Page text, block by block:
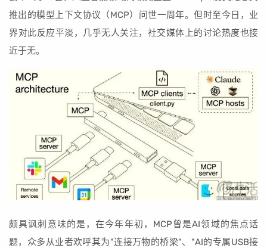
推出的模型上下文协议（MCP）问世一周年。但时至今日，业
界对此反应平淡，几乎无人关注，社交媒体上的讨论热度也接
近于无。
颇具讽刺意味的是，在今年年初，MCP曾是AI领域的焦点话
题，众多从业者欢呼其为"连接万物的桥梁"、"AI的专属USB接